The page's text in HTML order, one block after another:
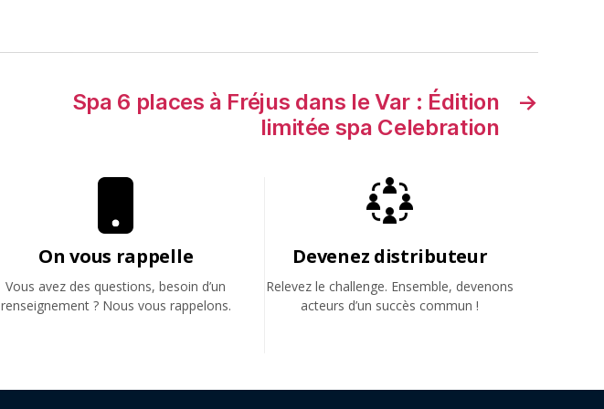
→
Spa 6 places à Fréjus dans le Var : Édition
limitée spa Celebration
On vous rappelle
Vous avez des questions, besoin d’un
renseignement ? Nous vous rappelons.
Devenez distributeur
Relevez le challenge. Ensemble, devenons
acteurs d’un succès commun !